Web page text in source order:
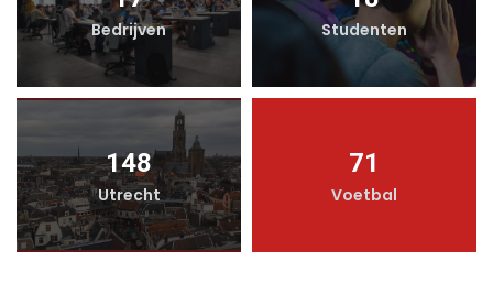
Bedrijven Studenten
148
Utrecht
71
Voetbal